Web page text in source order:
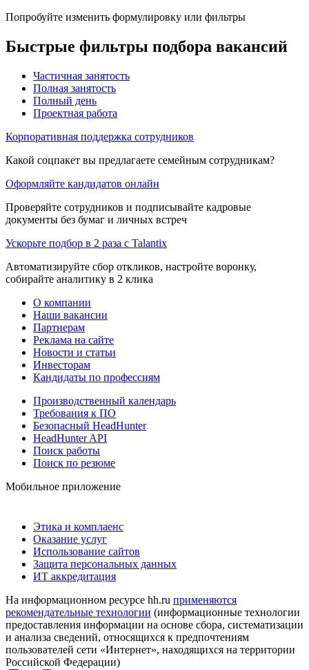
Попробуйте изменить формулировку или фильтры
Быстрые фильтры подбора вакансий
Частичная занятость
Полная занятость
Полный день
Проектная работа
Корпоративная поддержка сотрудников
Какой соцпакет вы предлагаете семейным сотрудникам?
Оформляйте кандидатов онлайн
Проверяйте сотрудников и подписывайте кадровые
документы без бумаг и личных встреч
Ускорьте подбор в 2 раза с Talantix
Автоматизируйте сбор откликов, настройте воронку,
собирайте аналитику в 2 клика
О компании
Наши вакансии
Партнерам
Реклама на сайте
Новости и статьи
Инвесторам
Кандидаты по профессиям
Производственный календарь
Требования к ПО
Безопасный HeadHunter
HeadHunter API
Поиск работы
Поиск по резюме
Мобильное приложение
Этика и комплаенс
Оказание услуг
Использование сайтов
Защита персональных данных
ИТ аккредитация
На информационном ресурсе hh.ru применяются
рекомендательные технологии (информационные технологии
предоставления информации на основе сбора, систематизации
и анализа сведений, относящихся к предпочтениям
пользователей сети «Интернет», находящихся на территории
Российской Федерации)